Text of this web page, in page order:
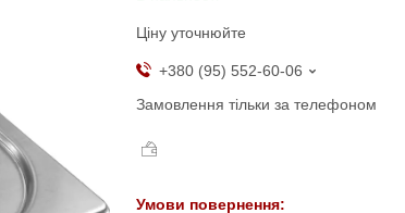
Ціну уточнюйте
+380 (95) 552-60-06
Замовлення тільки за телефоном